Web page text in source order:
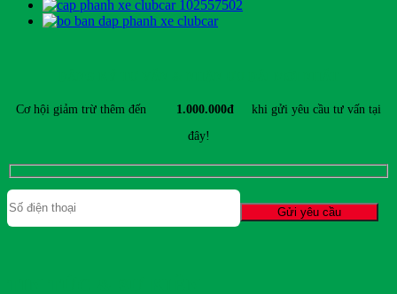
Cơ hội giảm trừ thêm đến 1.000.000đ
khi gửi yêu cầu tư vấn tại
đây!